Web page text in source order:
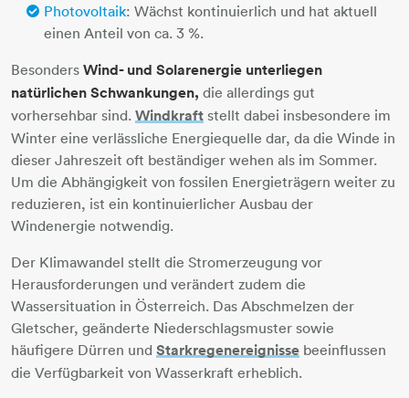
Photovoltaik: Wächst kontinuierlich und hat aktuell
einen Anteil von ca. 3 %.
Besonders Wind- und Solarenergie unterliegen
natürlichen Schwankungen, die allerdings gut
vorhersehbar sind. Windkraft stellt dabei insbesondere im
Winter eine verlässliche Energiequelle dar, da die Winde in
dieser Jahreszeit oft beständiger wehen als im Sommer.
Um die Abhängigkeit von fossilen Energieträgern weiter zu
reduzieren, ist ein kontinuierlicher Ausbau der
Windenergie notwendig.
Der Klimawandel stellt die Stromerzeugung vor
Herausforderungen und verändert zudem die
Wassersituation in Österreich. Das Abschmelzen der
Gletscher, geänderte Niederschlagsmuster sowie
häufigere Dürren und Starkregenereignisse beeinflussen
die Verfügbarkeit von Wasserkraft erheblich.